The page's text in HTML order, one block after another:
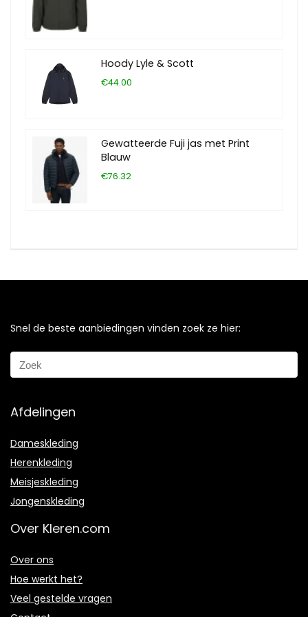
Hoody Lyle & Scott
€44.00
Gewatteerde Fuji jas met Print
Blauw
€76.32
Snel de beste aanbiedingen vinden zoek ze hier:
Afdelingen
Dameskleding
Herenkleding
Meisjeskleding
Jongenskleding
Over Kleren.com
Over ons
Hoe werkt het?
Veel gestelde vragen